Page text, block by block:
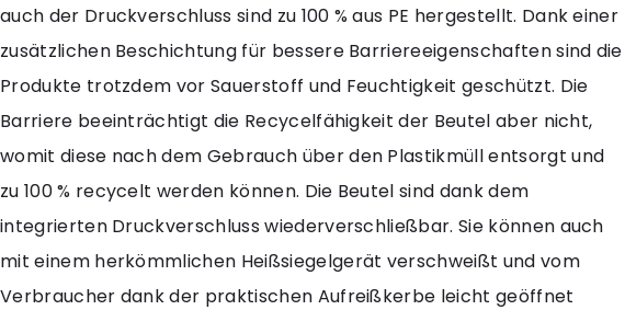
auch der Druckverschluss sind zu 100 % aus PE hergestellt. Dank einer
zusätzlichen Beschichtung für bessere Barriereeigenschaften sind die
Produkte trotzdem vor Sauerstoff und Feuchtigkeit geschützt. Die
Barriere beeinträchtigt die Recycelfähigkeit der Beutel aber nicht,
womit diese nach dem Gebrauch über den Plastikmüll entsorgt und
zu 100 % recycelt werden können. Die Beutel sind dank dem
integrierten Druckverschluss wiederverschließbar. Sie können auch
mit einem herkömmlichen Heißsiegelgerät verschweißt und vom
Verbraucher dank der praktischen Aufreißkerbe leicht geöffnet